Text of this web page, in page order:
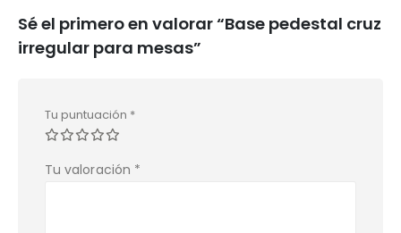
Sé el primero en valorar “Base pedestal cruz
irregular para mesas”
Tu puntuación *
Tu valoración *